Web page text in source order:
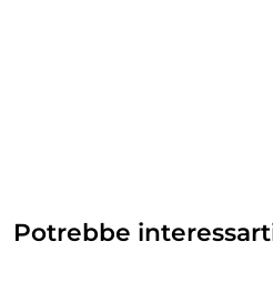
Potrebbe